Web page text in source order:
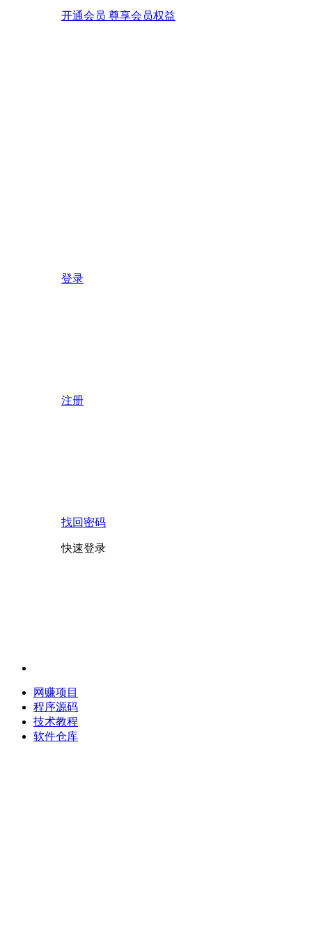
开通会员 尊享会员权益
登录
注册
找回密码
快速登录
网赚项目
程序源码
技术教程
软件仓库